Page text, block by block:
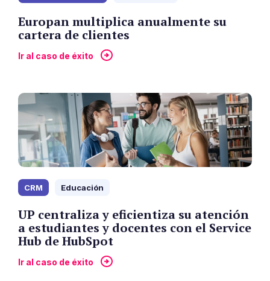
Europan multiplica anualmente su
cartera de clientes
Ir al caso de éxito
CRM Educación
UP centraliza y eficientiza su atención
a estudiantes y docentes con el Service
Hub de HubSpot
Ir al caso de éxito